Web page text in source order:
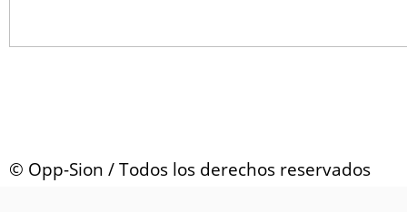
© Opp-Sion / Todos los derechos reservados